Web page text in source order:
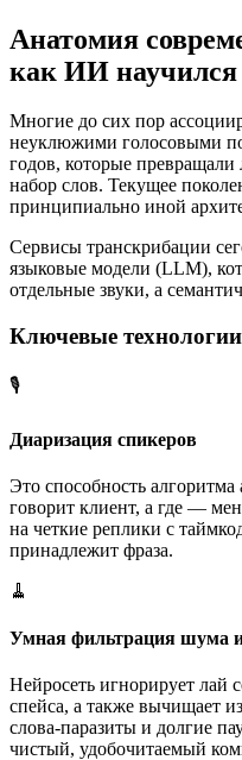
Анатомия
как ИИ научился
Многие до сих пор
неуклюжими голосовыми
годов, которые
набор слов. Текущее
принципиально иной
Сервисы транскрибации
языковые модели (LLM),
отдельные звуки, а
Ключевые
🎙️
Диаризация спикеров
Это способность алгоритма
говорит клиент, а где —
на четкие реплики с
принадлежит фраза.
🧹
Умная фильтрация шума
Нейросеть игнорирует лай
спейса, а также вычищает
слова-паразиты и долгие
чистый, удобочитаемый